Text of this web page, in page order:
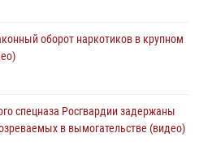
оборот наркотиков в крупном
спецназа Росгвардии задержаны
в вымогательстве (видео)